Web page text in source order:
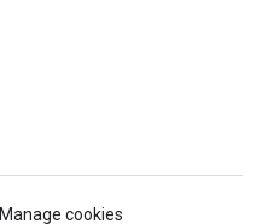
Manage cookies